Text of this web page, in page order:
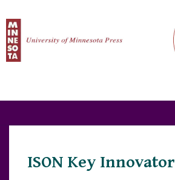
ISON Key Innovator